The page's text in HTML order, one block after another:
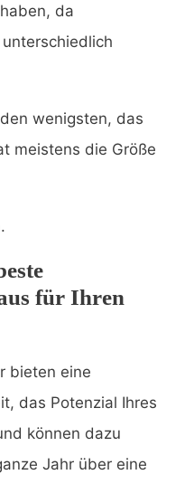
da
wenigsten, das
meistens die Größe
für Ihren
bieten eine
das Potenzial Ihres
können dazu
Jahr über eine